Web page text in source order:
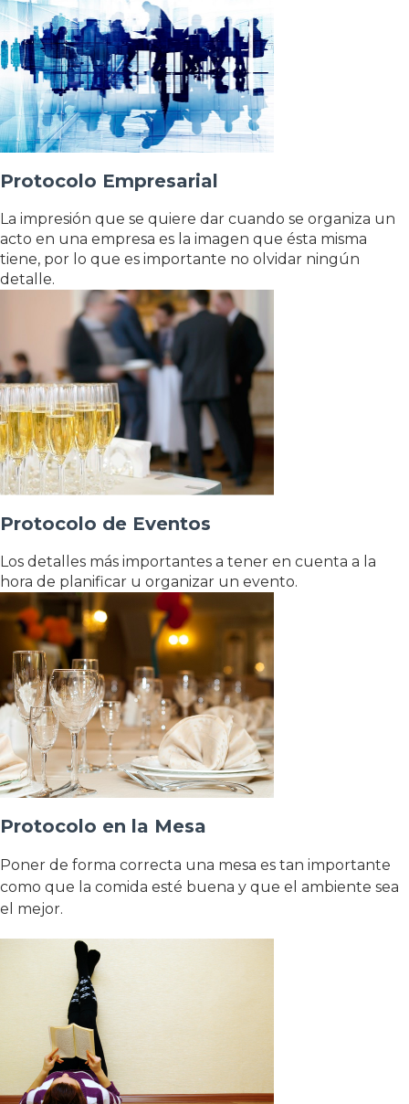
Protocolo Empresarial
La impresión que se quiere dar cuando se organiza un
acto en una empresa es la imagen que ésta misma
tiene, por lo que es importante no olvidar ningún
detalle.
Protocolo de Eventos
Los detalles más importantes a tener en cuenta a la
hora de planificar u organizar un evento.
Protocolo en la Mesa
Poner de forma correcta una mesa es tan importante
como que la comida esté buena y que el ambiente sea
el mejor.